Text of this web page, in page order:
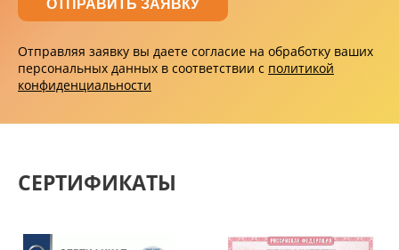
Отправляя заявку вы даете согласие на обработку ваших
персональных данных в соответствии с политикой
конфиденциальности
СЕРТИФИКАТЫ